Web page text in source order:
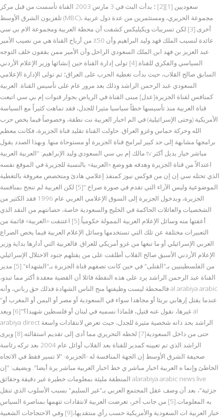
سعوديين [1][2] ؛ بدأت البث في 3 مارس 2003 القناة تأسست من قبل مركز
تلفزيون الشرق الأوسط (MBC)، مجموعة الحريري، ومستثمرين من عدة دول عربية
أخرى.[3].لكن تسريبات ويكيليكس كشفت أن محطة العربية ومجموعة الام بي سي
عائدة لنسيب الملك فهد وليد البراهيم وأن 50٪ من أرباح القناة هي من نصيب الأمير
عبد العزيز بن فهد ابن الملك السعودي الراحل وأن الأمير ممن يقفون خلف التوجه
السياسي والفكري للقناة.[4] تولى إدارة القناة حين إنشائها وزير الإعلام الأردني
السابق صالح القلاب، حيث بدأت تغطية الحرب على العراق؛ ثم تولى الإدارة الإعلامي
السعودي عبد الرحمن الراشد وذلك بعد مرور عام على تأسيس القناة. العربية
كمنافس لقناة الجزيرة[عدل] مبنى القناة في الرياض بجوار قنوات إم بي سي اتبعت
قناة العربية منذ تأسيسها خطاً سياسيا مثيرا للجدل، فقد تماهت كثيراً مع السياسة
الأمريكية (وحتى الإسرائيلية) في الم اخبار العربية نت نطقة، وخصوصاً فيما يخص حزب
الله وحركة حماس وغزو العراق. حاولت القناة تقليد قناة الجزيرة، فكانت معظم
برامجها مشابهة إلى حد كبير لبرامج قناة الجزيرة أو مستوحاة منها. وبهذا الصدد يقول
مالك إم بي سي السعودي وليد الإبراهيم: "العربية العربية tv مباشر خيار بديل أكثر
اعتدالاً من قناة الجزيرة وهدفه هو وضع «العربية» بالنسبة للجزيرة في الموقع نفسه
الذي تحتله سي إن إن من فوكس نيوز كمنفذ إعلامي هادئ ومتخصص معروفة بالتغطية
الموضوعية وليس الآراء التي تقدم في صورة صراخ."[5] لكن العربية لم تنجح بمنافسة
الجزيرة، وبدخول الجزيرة إلى السوق الإعلامي العربي عام 1996 فقد الكثير من
الشخصيات والعائلات الحاكمة في الخليج والسعودية خاصة، حصانتهم من النقد الذي
أعفتها منه وسائل الإعلام العربية الممولة حكومياً.[5] اعتنقت «العربية» قائمة من
التعبيرات مختلفة عن تلك التي تستخدمها وسائل الإعلام العربية فيما يخص الصراع
العربي الإسرائيلي أو ما تبعها من غزو أمريكي للعراق. فالعربية التي أدارها بداية وزير
الإعلام الأردني الأسبق صالح القلاب أطلقت على من يقتلهم جنود الاحتلال الإسرائيلي
من الفلسطينيين بـ"القتلى" في حين كانت تصفهم قناة الجزيرة بـ"الشهداء".[5] مدير
القناة عبد الرحمن الراشد يرد على هذه النقطة قائلا أن القضية معقدة أكثر مما تبدو،
فالمحطة ليست وظيفتها منح الناس الشهادة فذلك حق رباني، وأنه al arabiya arabic
"عندما يقتل إرهابي بريئا أو مجاهدا سواء في السعودية أو مصر أو اليمن أو المغرب أو
غيرها، نقول عنه قتيل، فلماذا نسميه في لبنان أو فلسطين شهيدا؟"[6] ويعد al
arabiya direct الراشد بحد ذاته شخصية مثيرة للجدل، حيث تعرض لانتقادات واسعة
حتى من داخل السعودية[7] لخطه التحريري مما أدى إلى تقديم استقالته.[8] ويرى
الراشد الذي تم تعيينه كمدير للقناة بعد القلاب أوائل عام 2004 بعد تركه رئاسة
صحيفة الشرق الأوسط إن الجهة المنافسة له -الجزيرة- "لا تسير فقط في الاتجاه
الخاطئ وإنما ه العربية اخبار مباشر ي خط اخبار العربية مباشر يرة أيضا". ويضيف: "إن
المنطقة مليئة بمعلومات خطيرة غير دقيقة وحقائق alarabiya arabic news live
جزئية"، بعد أن وصف عقل المجتمع العربي بـ"غير السليم" بسبب الأسلوب الذي تنقل
به المعلومات.[5] من جانب آخر، تعرضت العربية لانتقادات تتهمها بمناصرة السياس
خبار العربية ات السعودية والأمريكية حسب رأي منتقديها،[9] وفي الاحتجاجات الشعبية